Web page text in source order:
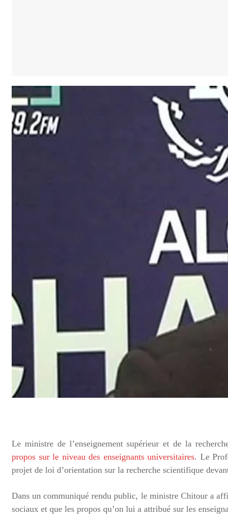
Le ministre de l’enseignement supérieur et de la
propos sur le niveau des enseignants universitaires. Le
projet de loi d’orientation sur la recherche scientifique
Dans un communiqué rendu public, le ministre Chitour a
sociaux et que les propos qu’on lui a attribué sur les